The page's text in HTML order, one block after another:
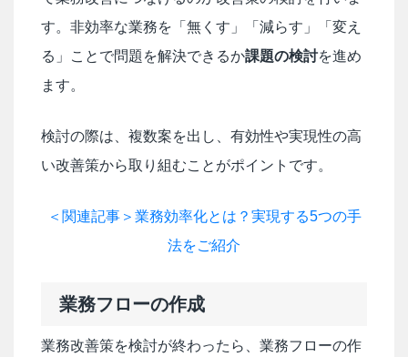
す。非効率な業務を「無くす」「減らす」「変え
る」ことで問題を解決できるか課題の検討を進め
ます。
検討の際は、複数案を出し、有効性や実現性の高
い改善策から取り組むことがポイントです。
＜関連記事＞業務効率化とは？実現する5つの手
法をご紹介
業務フローの作成
業務改善策を検討が終わったら、業務フローの作